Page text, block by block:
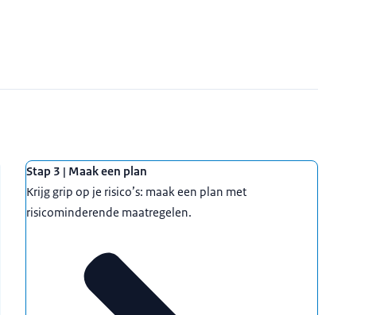
Stap 3 | Maak een plan
Krijg grip op je risico’s: maak een plan met
risicominderende maatregelen.